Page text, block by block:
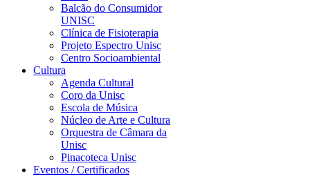
Balcão do Consumidor
UNISC
Clínica de Fisioterapia
Projeto Espectro Unisc
Centro Socioambiental
Cultura
Agenda Cultural
Coro da Unisc
Escola de Música
Núcleo de Arte e Cultura
Orquestra de Câmara da
Unisc
Pinacoteca Unisc
Eventos / Certificados